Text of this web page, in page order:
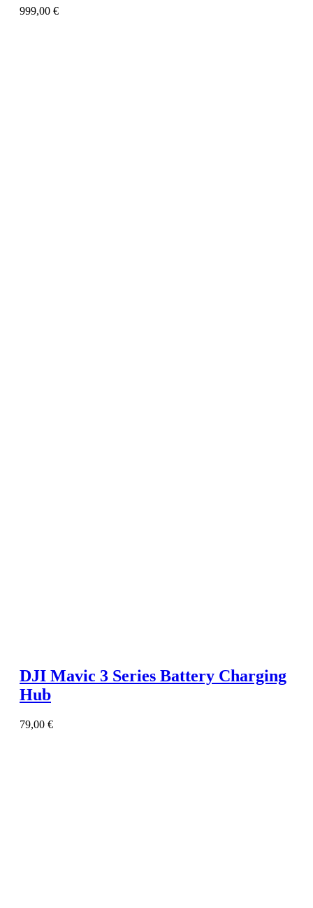
999,00 €
DJI Mavic 3 Series Battery Charging
Hub
79,00 €